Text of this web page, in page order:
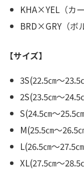
KHA×YEL（カ
BRD×GRY（ボ
【サイズ】
3S(22.5㎝～23.5
2S(23.5㎝～24.5
S(24.5㎝～25.5
M(25.5㎝～26.5
L(26.5㎝～27.5
XL(27.5㎝～28.5